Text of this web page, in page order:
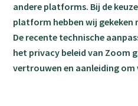
andere platforms. Bij de
platform hebben wij gekeken
De recente technische
het privacy beleid van Zoom
vertrouwen en aanleiding